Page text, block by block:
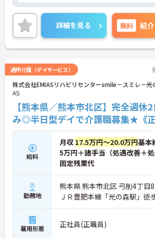
詳細を見る 無料 紹
通所介護（デイサービス）
株式会社EMIASリハビリセンターsmile－スミレ－光
AS
【熊本県／熊本市北区】完全週休
み◎半日型デイで介護職募集★《正
給料
月収 17.5万円～20.0万円基本
5万円＋諸手当（処遇改善＋
固定残業代
勤務地
熊本県 熊本市北区 弓削4丁
ＪＲ豊肥本線「光の森駅」徒
雇用形態 正社員(正職員)